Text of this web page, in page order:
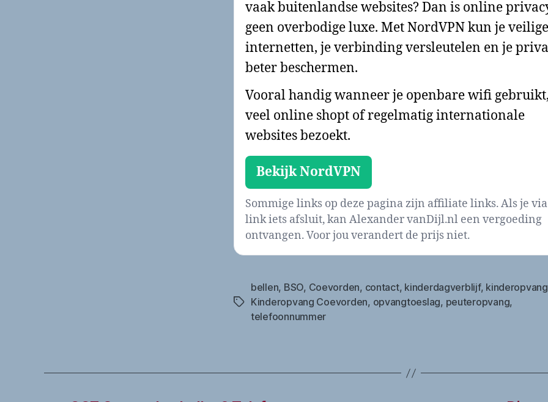
vaak buitenlandse websites? Dan is online
geen overbodige luxe. Met NordVPN kun je
internetten, je verbinding versleutelen en je
beter beschermen.
Vooral handig wanneer je openbare wifi
veel online shopt of regelmatig internationale
websites bezoekt.
Bekijk NordVPN
Sommige links op deze pagina zijn affiliate links. Als je via
link iets afsluit, kan Alexander vanDijl.nl een vergoeding
ontvangen. Voor jou verandert de prijs niet.
Tags
bellen, BSO, Coevorden, contact, kinderdagverblijf, kinderopvang
Kinderopvang Coevorden, opvangtoeslag, peuteropvang,
telefoonnummer